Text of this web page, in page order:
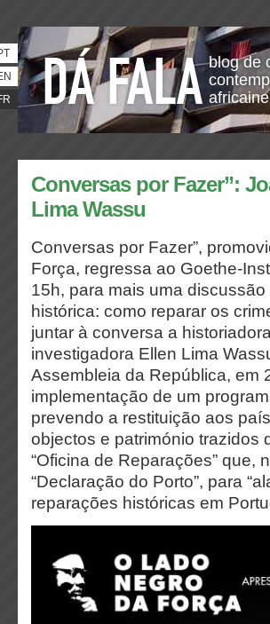
blog de
africaine
Conversas por Fazer”:
Lima Wassu
Conversas por Fazer”,
Força, regressa ao Goethe-
15h, para mais uma
histórica: como reparar os
juntar à conversa a
investigadora Ellen Lima
Assembleia da República, em
implementação de um
prevendo a restituição aos
objectos e património trazidos
“Oficina de Reparações” que,
“Declaração do Porto”, para
reparações históricas em